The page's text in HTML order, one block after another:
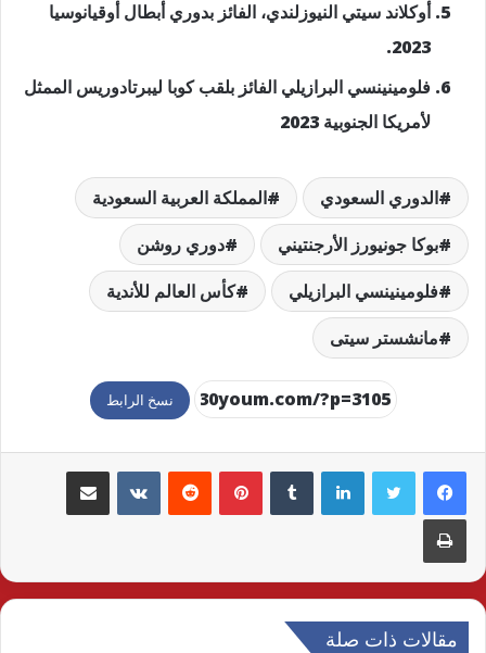
أوكلاند سيتي النيوزلندي، الفائز بدوري أبطال أوقيانوسيا
2023.
فلومينينسي البرازيلي الفائز بلقب كوبا ليبرتادوريس الممثل
لأمريكا الجنوبية 2023
الدوري السعودي
المملكة العربية السعودية
بوكا جونيورز الأرجنتيني
دوري روشن
فلومينينسي البرازيلي
كأس العالم للأندية
مانشستر سيتى
نسخ الرابط
لينكدإن بينتيريست مشاركة عبر البريد
طباعة
مقالات ذات صلة